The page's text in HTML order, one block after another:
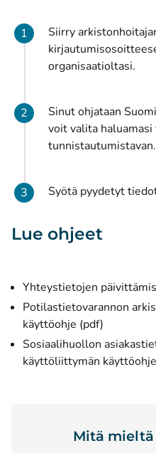
Siirry
organisaatioltasi.
Sinut ohjataan
voit valita haluamasi
tunnistautumistavan.
Syötä pyydetyt
Lue ohjeet
Yhteystietojen
Potilastietovarannon
käyttöohje (pdf)
Sosiaalihuollon
käyttöliittymän
Mitä mieltä